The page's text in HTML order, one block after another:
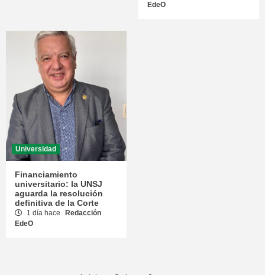
EdeO
Universidad
Financiamiento
universitario: la UNSJ
aguarda la resolución
definitiva de la Corte
1 día hace
Redacción
EdeO